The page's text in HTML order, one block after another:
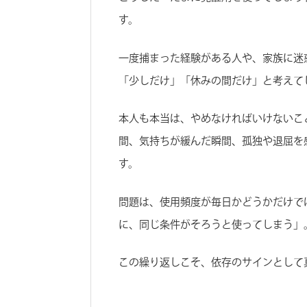
す。
一度捕まった経験がある人や、家族に
「少しだけ」「休みの間だけ」と考え
本人も本当は、やめなければいけない
間、気持ちが緩んだ瞬間、孤独や退屈
す。
問題は、使用頻度が毎日かどうかだけ
に、同じ条件がそろうと使ってしまう」
この繰り返しこそ、依存のサインとし